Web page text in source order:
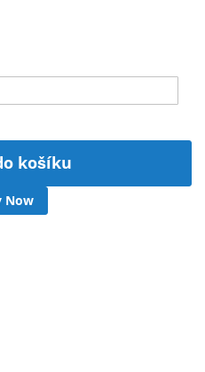
košíku
Now